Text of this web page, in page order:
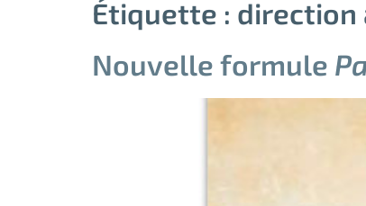
Étiquette :
Nouvelle formule